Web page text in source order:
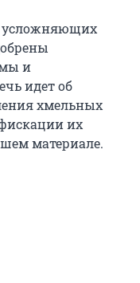
усложняющих
и
идет об
хмельных
их
материале.